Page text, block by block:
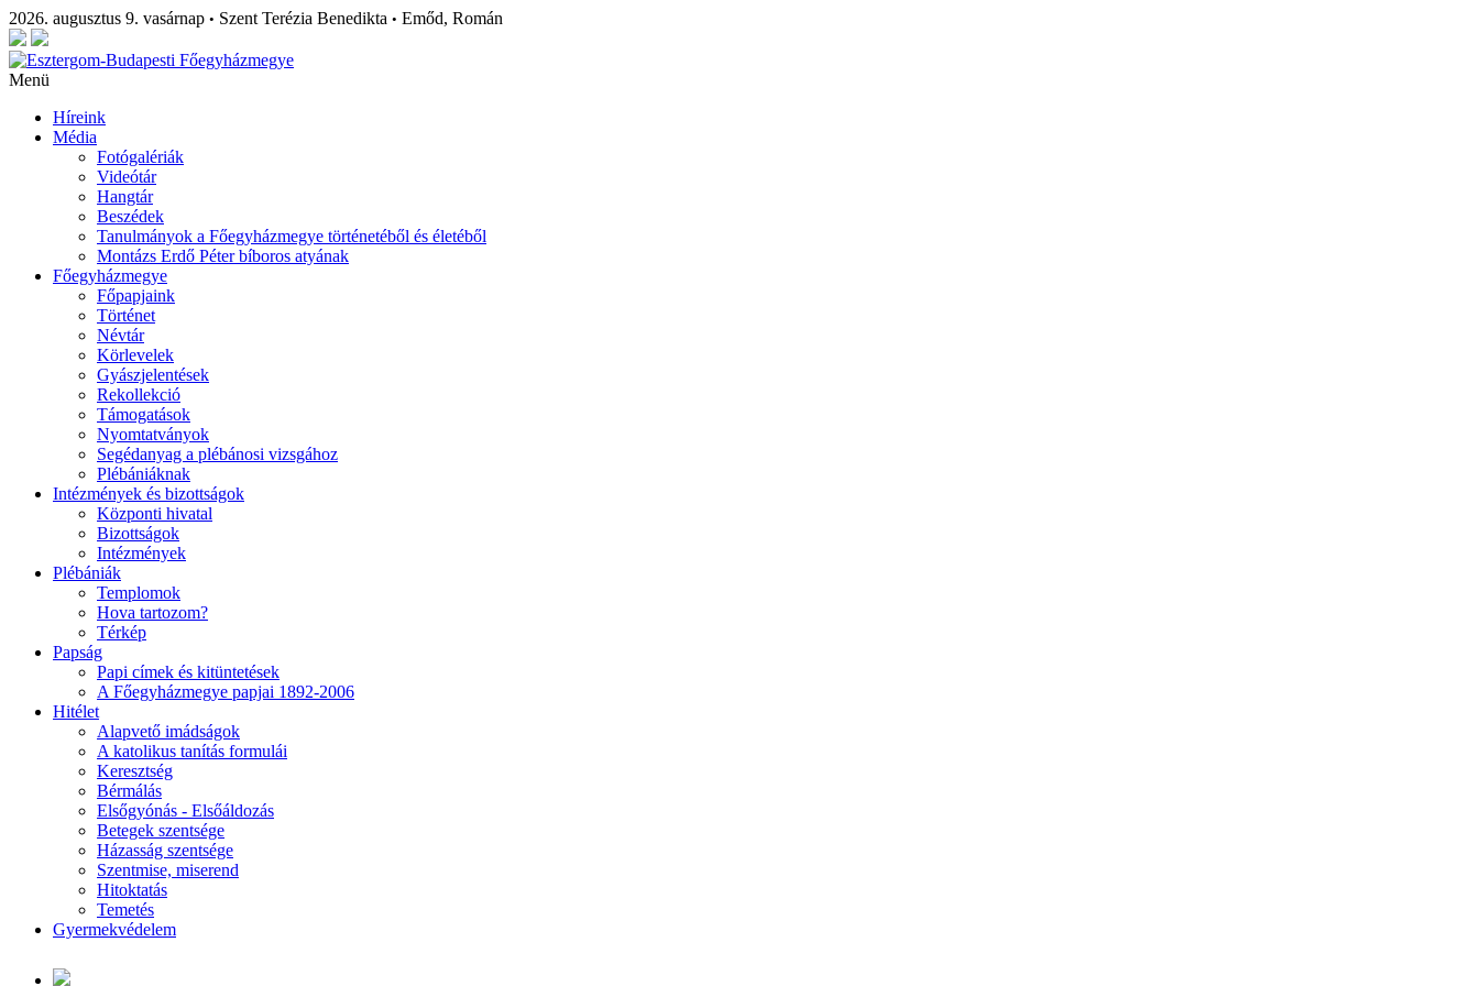
2026. augusztus 9. vasárnap • Szent Terézia Benedikta • Emőd, Román
Menü
Híreink
Média
Fotógalériák
Videótár
Hangtár
Beszédek
Tanulmányok a Főegyházmegye történetéből és életéből
Montázs Erdő Péter bíboros atyának
Főegyházmegye
Főpapjaink
Történet
Névtár
Körlevelek
Gyászjelentések
Rekollekció
Támogatások
Nyomtatványok
Segédanyag a plébánosi vizsgához
Plébániáknak
Intézmények és bizottságok
Központi hivatal
Bizottságok
Intézmények
Plébániák
Templomok
Hova tartozom?
Térkép
Papság
Papi címek és kitüntetések
A Főegyházmegye papjai 1892-2006
Hitélet
Alapvető imádságok
A katolikus tanítás formulái
Keresztség
Bérmálás
Elsőgyónás - Elsőáldozás
Betegek szentsége
Házasság szentsége
Szentmise, miserend
Hitoktatás
Temetés
Gyermekvédelem